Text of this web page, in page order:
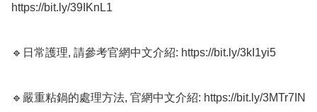
https://bit.ly/39IKnL1
🔹日常護理, 請參考官網中文介紹: https://bit.ly/3kI1yi5
🔹嚴重粘鍋的處理方法, 官網中文介紹: https://bit.ly/3MTr7IN